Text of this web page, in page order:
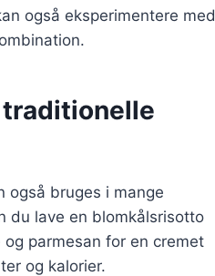
også eksperimentere med
også bruges i mange
du lave en blomkålsrisotto
parmesan for en cremet
og kalorier.